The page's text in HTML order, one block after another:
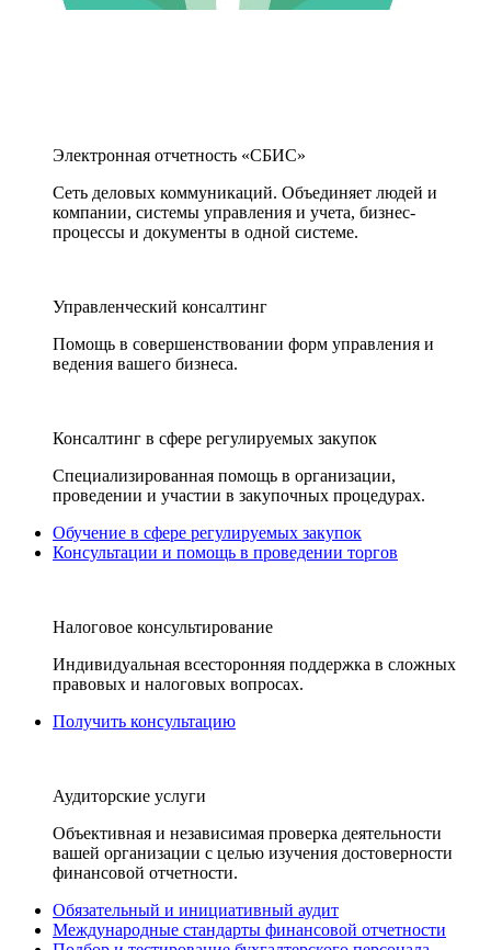
Электронная отчетность «СБИС»
Сеть деловых коммуникаций. Объединяет людей и
компании, системы управления и учета, бизнес-
процессы и документы в одной системе.
Управленческий консалтинг
Помощь в совершенствовании форм управления и
ведения вашего бизнеса.
Консалтинг в сфере регулируемых закупок
Специализированная помощь в организации,
проведении и участии в закупочных процедурах.
Обучение в сфере регулируемых закупок
Консультации и помощь в проведении торгов
Налоговое консультирование
Индивидуальная всесторонняя поддержка в сложных
правовых и налоговых вопросах.
Получить консультацию
Аудиторские услуги
Объективная и независимая проверка деятельности
вашей организации с целью изучения достоверности
финансовой отчетности.
Обязательный и инициативный аудит
Международные стандарты финансовой отчетности